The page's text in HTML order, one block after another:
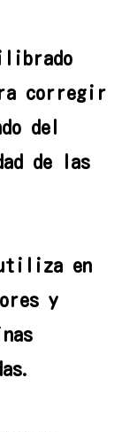
corregir
del
de las
en
y